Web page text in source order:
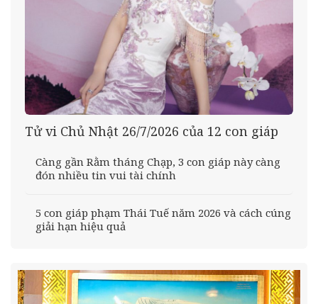
Tử vi Chủ Nhật 26/7/2026 của 12 con giáp
Càng gần Rằm tháng Chạp, 3 con giáp này càng
đón nhiều tin vui tài chính
5 con giáp phạm Thái Tuế năm 2026 và cách cúng
giải hạn hiệu quả